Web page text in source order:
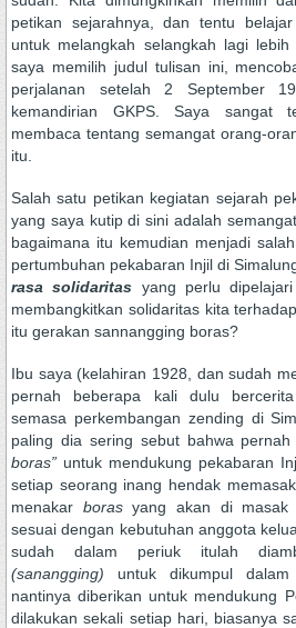
petikan sejarahnya, dan tentu
untuk melangkah selangkah lagi
saya memilih judul tulisan ini,
perjalanan setelah 2 September
kemandirian GKPS. Saya sangat
membaca tentang semangat orang-
itu.
Salah satu petikan kegiatan sejarah
yang saya kutip di sini adalah
bagaimana itu kemudian menjadi
pertumbuhan pekabaran Injil di
rasa solidaritas yang perlu
membangkitkan solidaritas kita
itu gerakan sannangging boras?
Ibu saya (kelahiran 1928, dan sudah
pernah beberapa kali dulu
semasa perkembangan zending di
paling dia sering sebut bahwa
boras” untuk mendukung pekabaran
setiap seorang inang hendak
menakar borasyang akan di
sesuai dengan kebutuhan anggota
sudah dalam periuk itulah
(sanangging) untuk dikumpul
nantinya diberikan untuk mendukung
dilakukan sekali setiap hari, biasanya